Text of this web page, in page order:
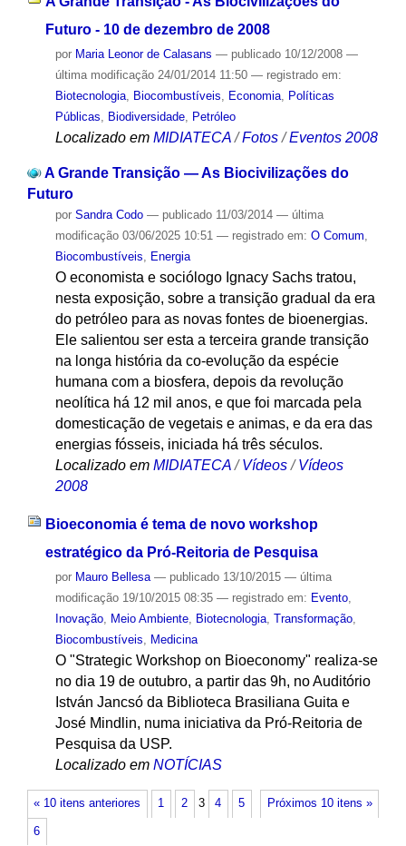
Futuro - 10 de dezembro de 2008
por Maria Leonor de Calasans — publicado10/12/2008 —
última modificação24/01/2014 11:50 — registrado em:
Biotecnologia, Biocombustíveis Economia,
Políticas
Públicas
Biodiversidade, Petróleo
Localizado em MIDIATECA /Fotos /Eventos 2008
A Grande Transição — As Biocivilizações do
Futuro
por Sandra Codo — publicado11/03/2014 — última
modificação03/06/2025 10:51 — registrado em: O Comum
Biocombustíveis
Energia
O economista e sociólogo Ignacy Sachs tratou,
nesta exposição, sobre a transição gradual da era
do petróleo para as novas fontes de bioenergias.
Ele salientou ser esta a terceira grande transição
na longa história da co-evolução da espécie
humana com a biosfera, depois da revolução
neolítica há 12 mil anos, e que foi marcada pela
domesticação de vegetais e animas, e da era das
energias fósseis, iniciada há três séculos.
Localizado em MIDIATECA /Vídeos /Vídeos
2008
Bioeconomia é tema de novo workshop
estratégico da Pró-Reitoria de Pesquisa
por Mauro Bellesa — publicado13/10/2015 — última
modificação19/10/2015 08:35 — registrado em: Evento,
Inovação, Meio Ambiente, Biotecnologia, Transformação,
Biocombustíveis, Medicina
O "Strategic Workshop on Bioeconomy" realiza-se
no dia 19 de outubro, a partir das 9h, no Auditório
István Jancsó da Biblioteca Brasiliana Guita e
José Mindlin, numa iniciativa da Pró-Reitoria de
Pesquisa da USP.
Localizado em NOTÍCIAS
« 10 itens anteriores Próximos 10 itens »
1 2 3 4 5
6